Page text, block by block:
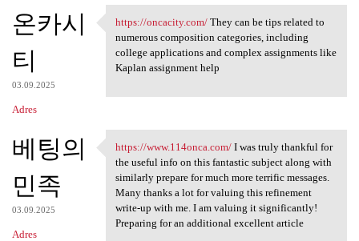
K
o
m
e
n
a
r
z
e
온카시
티
03.09.2025
Adres
https://oncacity.com/ They
https://oncacity.com/They can be tips related to
numerous composition categories, including
college applications and complex assignments like
Kaplan assignment help
베팅의
민족
03.09.2025
Adres
https://www.114onca.com/ I
https://www.114onca.com/I was truly thankful for
the useful info on this fantastic subject along with
similarly prepare for much more terrific messages.
Many thanks a lot for valuing this refinement
write-up with me. I am valuing it significantly!
Preparing for an additional excellent article